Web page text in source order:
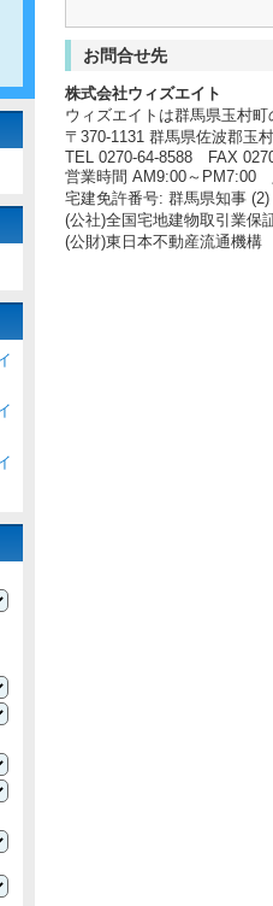
お問合せ先
株式会社ウィズエイト
ウィズエイトは群馬県玉村
〒370-1131 群馬県佐波郡玉
TEL 0270-64-8588 FAX
営業時間 AM9:00～
宅建免許番号: 群馬県知事
(公社)全国宅地建物取引業保
(公財)東日本不動産流通機構